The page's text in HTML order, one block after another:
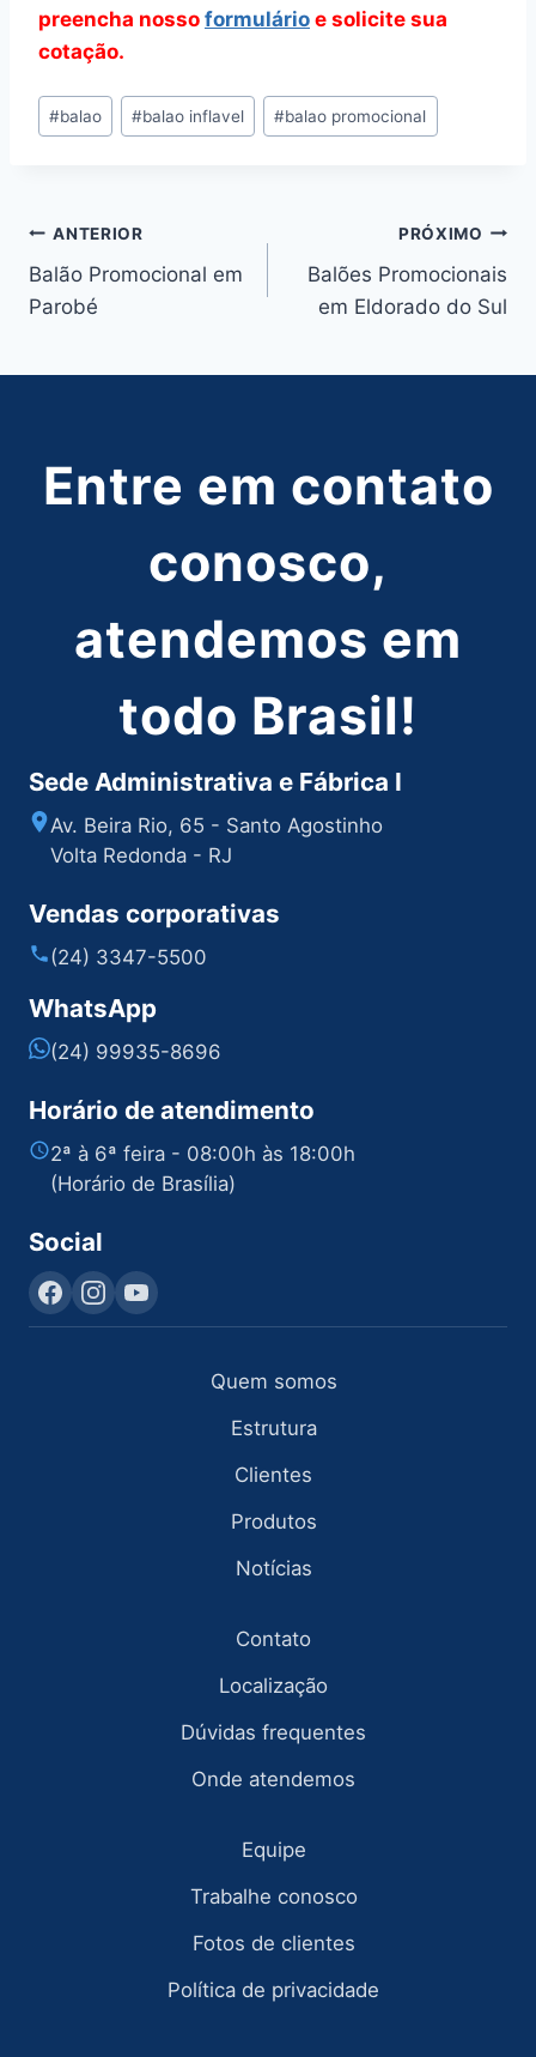
preencha nosso formulário e solicite sua
cotação.
Tags
do
#balao #balao inflavel #balao promocional
Navegação
de
ANTERIOR
Balão Promocional em
Parobé
PRÓXIMO
Balões Promocionais
em Eldorado do Sul
Entre em contato
conosco,
atendemos em
todo Brasil!
Sede Administrativa e Fábrica I
Av. Beira Rio, 65 - Santo Agostinho
Volta Redonda - RJ
Vendas corporativas
(24) 3347-5500
WhatsApp
(24) 99935-8696
Horário de atendimento
2ª à 6ª feira - 08:00h às 18:00h
(Horário de Brasília)
Social
Quem somos
Estrutura
Clientes
Produtos
Notícias
Contato
Localização
Dúvidas frequentes
Onde atendemos
Equipe
Trabalhe conosco
Fotos de clientes
Política de privacidade